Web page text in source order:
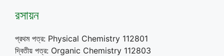
রসায়ন
প্রথম পত্র: Physical Chemistry 112801
দ্বিতীয় পত্র: Organic Chemistry 112803